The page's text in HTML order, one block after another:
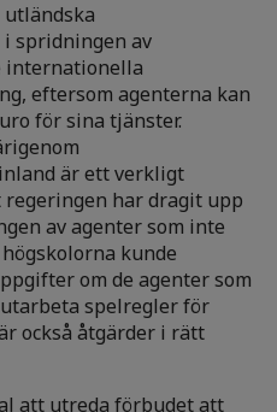
spridningen av
internationella
eftersom agenterna kan
för sina tjänster.
är ett verkligt
har dragit upp
av agenter som inte
kunde
om de agenter som
spelregler för
också åtgärder i rätt
att utreda förbudet att